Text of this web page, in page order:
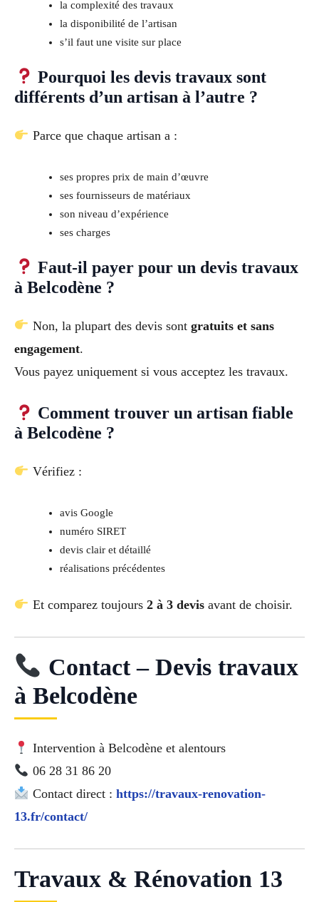
la complexité des travaux
la disponibilité de l’artisan
s’il faut une visite sur place
Pourquoi les devis travaux sont
différents d’un artisan à l’autre ?
Parce que chaque artisan a :
ses propres prix de main d’œuvre
ses fournisseurs de matériaux
son niveau d’expérience
ses charges
Faut-il payer pour un devis travaux
à Belcodène ?
Non, la plupart des devis sont gratuits et sans
engagement.
Vous payez uniquement si vous acceptez les travaux.
Comment trouver un artisan fiable
à Belcodène ?
Vérifiez :
avis Google
numéro SIRET
devis clair et détaillé
réalisations précédentes
Et comparez toujours 2 à 3 devisavant de choisir.
Contact – Devis travaux
à Belcodène
Intervention à Belcodène et alentours
06 28 31 86 20
Contact direct : https://travaux-renovation-
13.fr/contact/
Travaux & Rénovation 13